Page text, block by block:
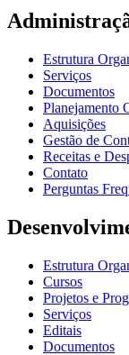
Estrutura
Serviços
Documentos
Planejamento
Aquisições
Gestão de
Receitas e
Contato
Perguntas
Estrutura
Cursos
Projetos e
Serviços
Editais
Documentos